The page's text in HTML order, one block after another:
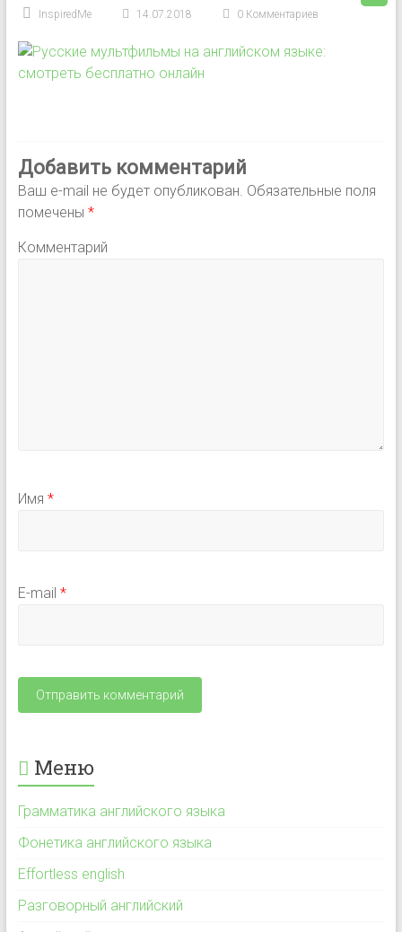
InspiredMe 14.07.2018 0 Комментариев
Добавить комментарий
Ваш e-mail не будет опубликован. Обязательные поля
помечены *
Комментарий
Имя *
E-mail *
Меню
Грамматика английского языка
Фонетика английского языка
Effortless english
Разговорный английский